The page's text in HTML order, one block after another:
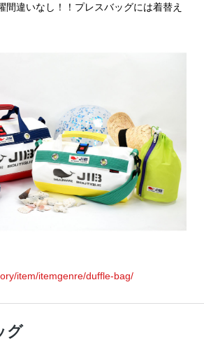
間違いなし！！プレスバッグには着替え
item/itemgenre/duffle-bag/